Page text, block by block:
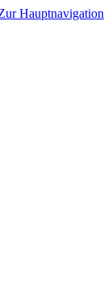
Hauptnavigation